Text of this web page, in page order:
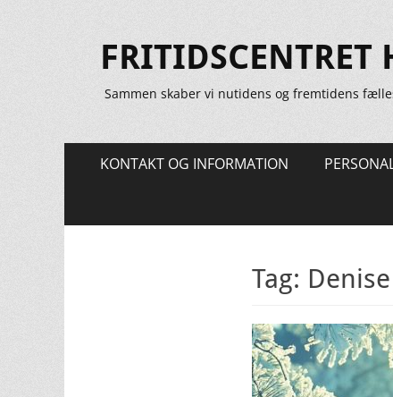
FRITIDSCENTRET
Sammen skaber vi nutidens og fremtidens
Primær
KONTAKT OG INFORMATION
Tag: